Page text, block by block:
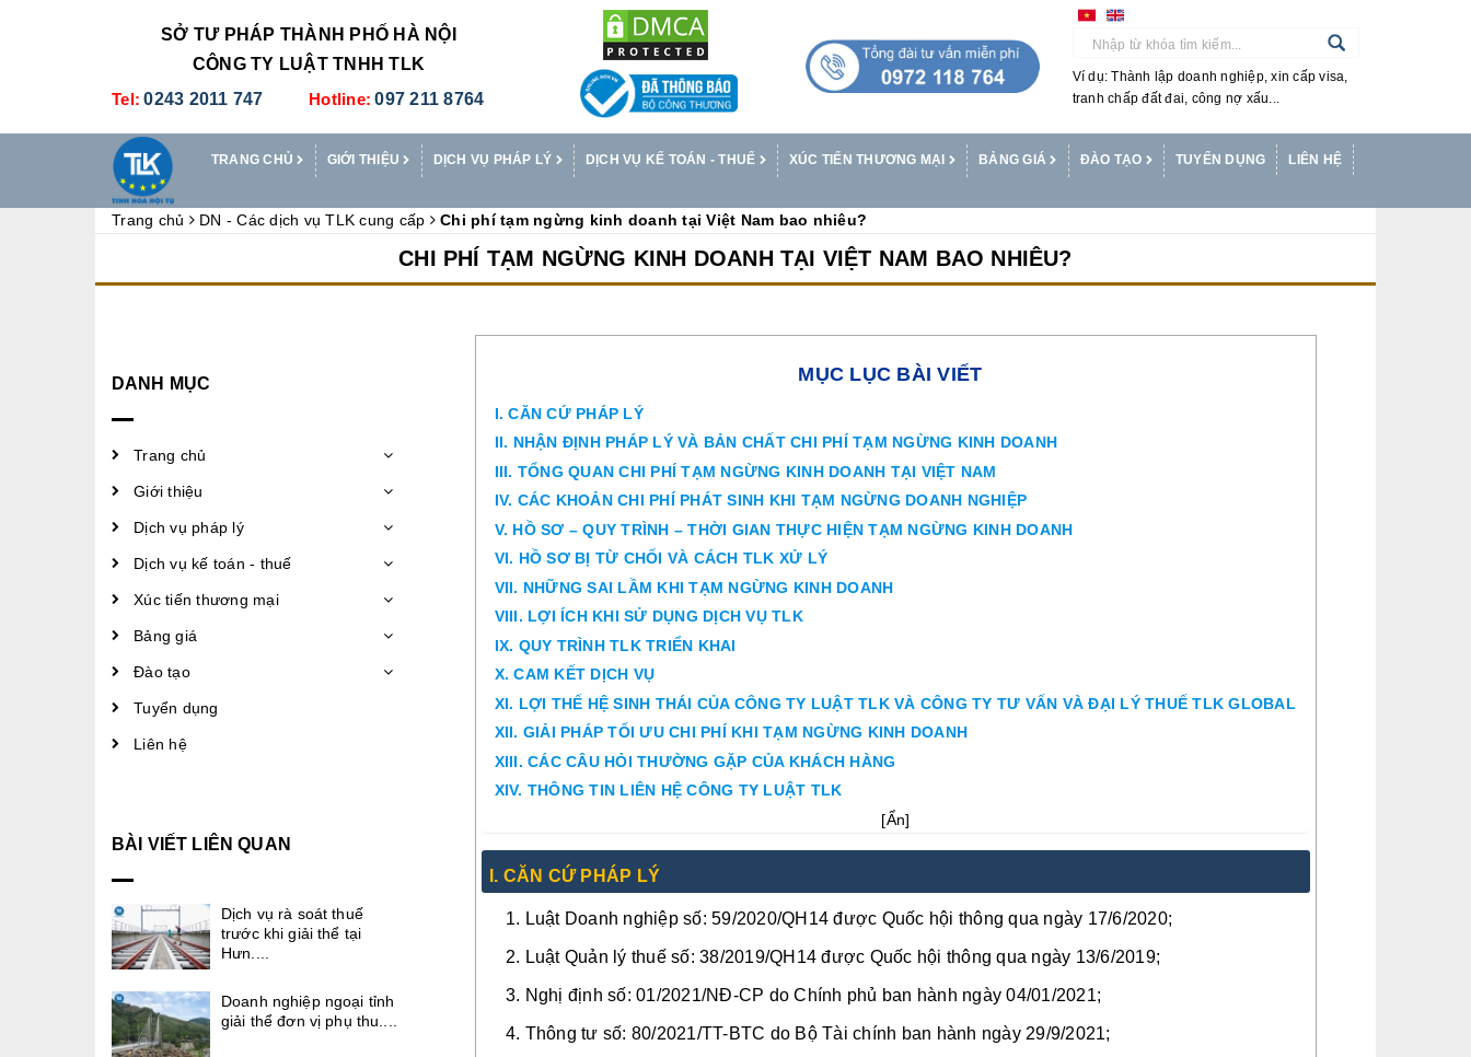
SỞ TƯ PHÁP THÀNH PHỐ HÀ NỘI
CÔNG TY LUẬT TNHH TLK
Tel: 0243 2011 747 Hotline: 097 211 8764
Ví dụ: Thành lập doanh nghiệp, xin cấp visa,
tranh chấp đất đai, công nợ xấu...
TRANG CHỦ GIỚI THIỆU DỊCH VỤ PHÁP LÝ DỊCH VỤ KẾ TOÁN - THUẾ XÚC TIẾN THƯƠNG MẠI BẢNG GIÁ ĐÀO TẠO TUYỂN DỤNG LIÊN HỆ
Trang chủ DN - Các dịch vụ TLK cung cấp Chi phí tạm ngừng kinh doanh tại Việt Nam bao nhiêu?
CHI PHÍ TẠM NGỪNG KINH DOANH TẠI VIỆT NAM BAO NHIÊU?
MỤC LỤC BÀI VIẾT
I. CĂN CỨ PHÁP LÝ
II. NHẬN ĐỊNH PHÁP LÝ VÀ BẢN CHẤT CHI PHÍ TẠM NGỪNG KINH DOANH
III. TỔNG QUAN CHI PHÍ TẠM NGỪNG KINH DOANH TẠI VIỆT NAM
IV. CÁC KHOẢN CHI PHÍ PHÁT SINH KHI TẠM NGỪNG DOANH NGHIỆP
V. HỒ SƠ – QUY TRÌNH – THỜI GIAN THỰC HIỆN TẠM NGỪNG KINH DOANH
VI. HỒ SƠ BỊ TỪ CHỐI VÀ CÁCH TLK XỬ LÝ
VII. NHỮNG SAI LẦM KHI TẠM NGỪNG KINH DOANH
VIII. LỢI ÍCH KHI SỬ DỤNG DỊCH VỤ TLK
IX. QUY TRÌNH TLK TRIỂN KHAI
X. CAM KẾT DỊCH VỤ
XI. LỢI THẾ HỆ SINH THÁI CỦA CÔNG TY LUẬT TLK VÀ CÔNG TY TƯ VẤN VÀ ĐẠI LÝ THUẾ TLK GLOBAL
XII. GIẢI PHÁP TỐI ƯU CHI PHÍ KHI TẠM NGỪNG KINH DOANH
XIII. CÁC CÂU HỎI THƯỜNG GẶP CỦA KHÁCH HÀNG
XIV. THÔNG TIN LIÊN HỆ CÔNG TY LUẬT TLK
[Ẩn]
I. CĂN CỨ PHÁP LÝ
Luật Doanh nghiệp số: 59/2020/QH14 được Quốc hội thông qua ngày 17/6/2020;
Luật Quản lý thuế số: 38/2019/QH14 được Quốc hội thông qua ngày 13/6/2019;
Nghị định số: 01/2021/NĐ-CP do Chính phủ ban hành ngày 04/01/2021;
Thông tư số: 80/2021/TT-BTC do Bộ Tài chính ban hành ngày 29/9/2021;
DANH MỤC
Trang chủ
Giới thiệu
Dịch vụ pháp lý
Dịch vụ kế toán - thuế
Xúc tiến thương mại
Bảng giá
Đào tạo
Tuyển dụng
Liên hệ
BÀI VIẾT LIÊN QUAN
Dịch vụ rà soát thuế
trước khi giải thể tại
Hưn....
Doanh nghiệp ngoại tỉnh
giải thể đơn vị phụ thu....